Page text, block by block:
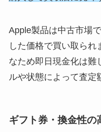
Apple製品は中古市場
した価格で買い取ら
なため即日現金化は難
ルや状態によって査定
ギフト券・換金性の